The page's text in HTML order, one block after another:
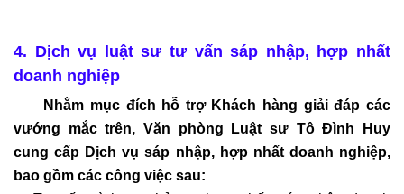
4. Dịch vụ luật sư tư vấn sáp nhập, hợp nhất
doanh nghiệp
Nhằm mục đích hỗ trợ Khách hàng giải đáp các
vướng mắc trên, Văn phòng Luật sư Tô Đình Huy
cung cấp Dịch vụ sáp nhập, hợp nhất doanh nghiệp,
bao gồm các công việc sau: